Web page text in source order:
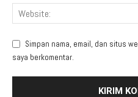
Simpan nama, email, dan situs
saya berkomentar.